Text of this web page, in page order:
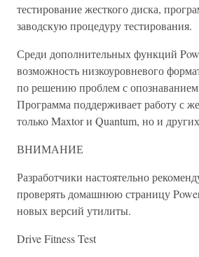
тестирование жесткого диска,
заводскую процедуру тестирования.
Среди дополнительных функций
возможность низкоуровневого
по решению проблем с
Программа поддерживает работу с
только Maxtor и Quantum, но и
ВНИМАНИЕ
Разработчики настоятельно
проверять домашнюю страницу
новых версий утилиты.
Drive Fitness Test